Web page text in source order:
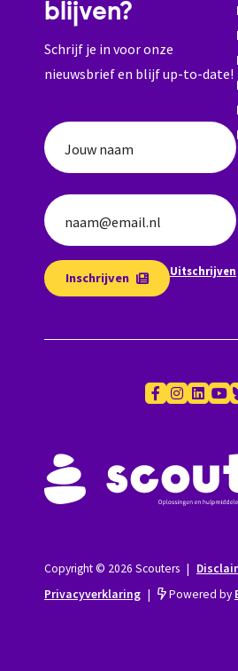
blijven?
Schrijf je in voor onze
nieuwsbrief en blijf up-to-date!
Jouw naam
naam@email.nl
Inschrijven Uitschrijven
Copyright © 2026 Scouters |
Privacyverklaring | Powered by